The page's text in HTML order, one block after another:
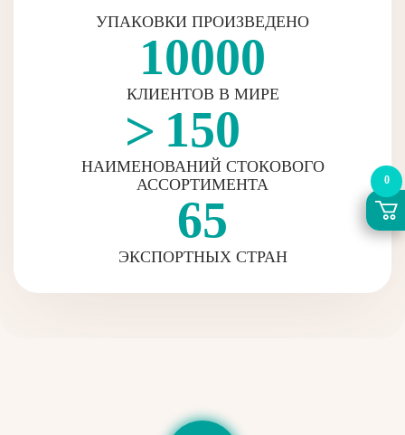
УПАКОВКИ ПРОИЗВЕДЕНО
10000
КЛИЕНТОВ В МИРЕ
150
НАИМЕНОВАНИЙ СТОКОВОГО
АССОРТИМЕНТА
65
ЭКСПОРТНЫХ СТРАН
0